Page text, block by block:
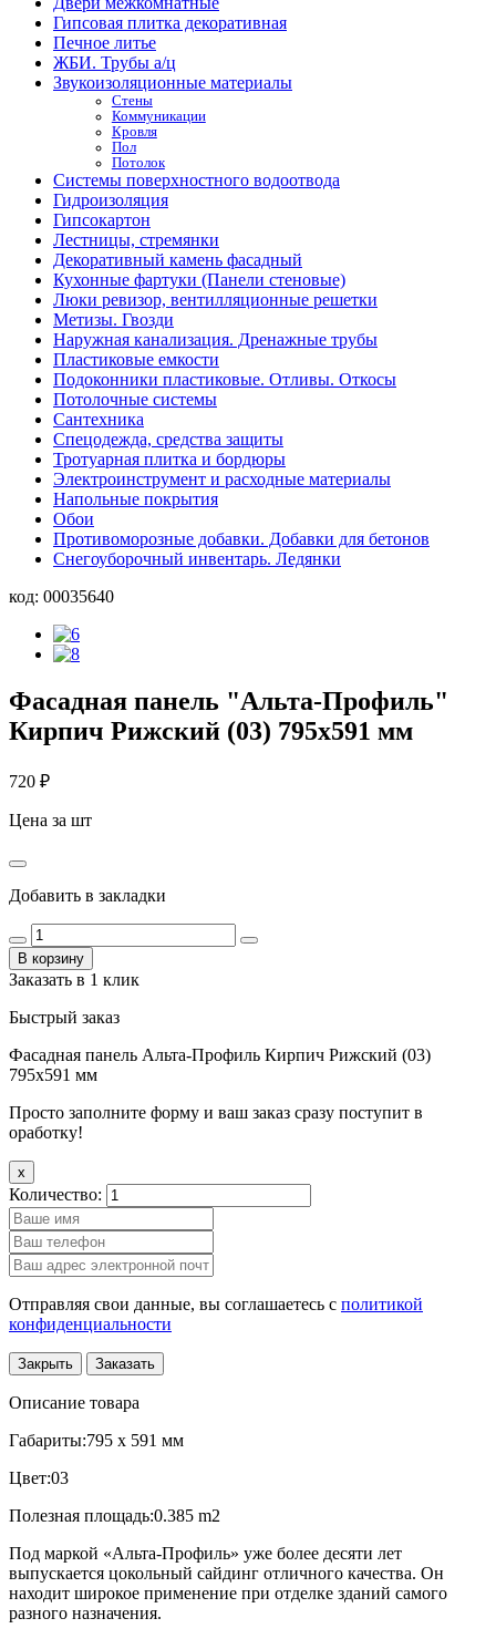
Гипсовая плитка декоративная
Печное литье
ЖБИ. Трубы а/ц
Звукоизоляционные материалы
Стены
Коммуникации
Кровля
Пол
Потолок
Системы поверхностного водоотвода
Гидроизоляция
Гипсокартон
Лестницы, стремянки
Декоративный камень фасадный
Кухонные фартуки (Панели стеновые)
Люки ревизор, вентилляционные решетки
Метизы. Гвозди
Наружная канализация. Дренажные трубы
Пластиковые емкости
Подоконники пластиковые. Отливы. Откосы
Потолочные системы
Сантехника
Спецодежда, средства защиты
Тротуарная плитка и бордюры
Электроинструмент и расходные материалы
Напольные покрытия
Обои
Противоморозные добавки. Добавки для бетонов
Снегоуборочный инвентарь. Ледянки
код: 00035640
Фасадная панель "Альта-Профиль"
Кирпич Рижский (03) 795x591 мм
720 ₽
Цена за шт
Добавить в закладки
В корзину
Заказать в 1 клик
Быстрый заказ
Фасадная панель Альта-Профиль Кирпич Рижский (03)
795x591 мм
Просто заполните форму и ваш заказ сразу поступит в
оработку!
x
Количество:
Отправляя свои данные, вы соглашаетесь с политикой
конфиденциальности
Закрыть Заказать
Описание товара
Габариты:795 x 591 мм
Цвет:03
Полезная площадь:0.385 m2
Под маркой «Альта-Профиль» уже более десяти лет
выпускается цокольный сайдинг отличного качества. Он
находит широкое применение при отделке зданий самого
разного назначения.